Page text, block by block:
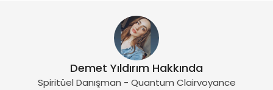
Demet Yıldırım Hakkında
Spiritüel Danışman - Quantum Clairvoyance